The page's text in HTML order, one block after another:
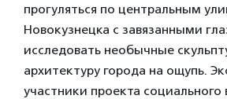
прогуляться по центральным
Новокузнецка с завязанными
исследовать необычные
архитектуру города на ощупь.
участники проекта социального